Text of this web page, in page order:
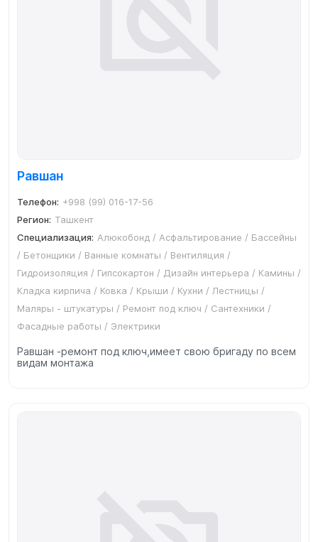
Равшан
Телефон: +998 (99) 016-17-56
Регион: Ташкент
Специализация: Алюкобонд / Асфальтирование / Бассейны
/ Бетонщики / Ванные комнаты / Вентиляция /
Гидроизоляция / Гипсокартон / Дизайн интерьера / Камины /
Кладка кирпича / Ковка / Крыши / Кухни / Лестницы /
Маляры - штукатуры / Ремонт под ключ / Сантехники /
Фасадные работы / Электрики
Равшан -ремонт под ключ,имеет свою бригаду по всем
видам монтажа